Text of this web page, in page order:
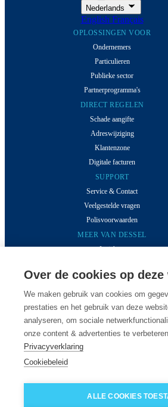
Nederlands
English Français
OPLOSSINGEN VOOR
Ondernemers
Particulieren
Publieke sector
Partnerprogramma's
DIRECT REGELEN
Schade aangifte
Adreswijziging
Klantenzone
Digitale facturen
SUPPORT
Service & Contact
Veelgestelde vragen
Polisvoorwaarden
MEER VAN DESSEL
Inzichten
Over ons
Onze kantoren
Vacatures
© 2026 Van Dessel - Alle rechten
Over de cookies op deze
We maken gebruik van cookies om
prestaties en het gebruik van deze
analyseren, om sociale
onze content & advertenties te
Privacyverklaring
Cookiebeleid
ALLE COOKIES